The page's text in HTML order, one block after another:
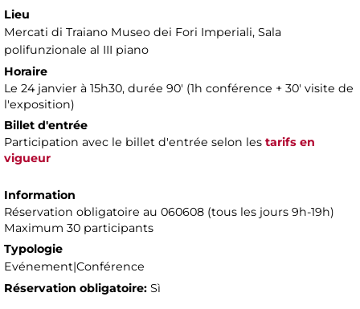
Lieu
Mercati di Traiano Museo dei Fori Imperiali, Sala
polifunzionale al III piano
Horaire
Le 24 janvier à 15h30, durée 90' ​​(1h conférence + 30' visite de
l'exposition)
Billet d'entrée
Participation avec le billet d'entrée selon les tarifs en
vigueur
Information
Réservation obligatoire au 060608 (tous les jours 9h-19h)
Maximum 30 participants
Typologie
Evénement|Conférence
Réservation obligatoire: Sì